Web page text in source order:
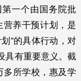
第一个由国务院批
养干预计划，是
”的具体行动，对
具有重要意义。截
多所学校，惠及学